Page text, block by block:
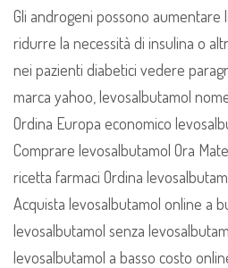
Gli androgeni possono aumentare
ridurre la necessità di insulina o
nei pazienti diabetici vedere
marca yahoo, levosalbutamol
Ordina Europa economico
Comprare levosalbutamol Ora
ricetta farmaci Ordina
Acquista levosalbutamol online a
levosalbutamol senza
levosalbutamol a basso costo